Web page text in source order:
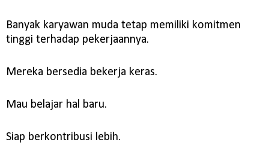
Banyak karyawan muda tetap memiliki komitmen
tinggi terhadap pekerjaannya.
Mereka bersedia bekerja keras.
Mau belajar hal baru.
Siap berkontribusi lebih.